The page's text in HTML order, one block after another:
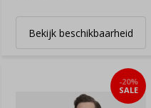
Bekijk beschikbaarheid
-20%
SALE